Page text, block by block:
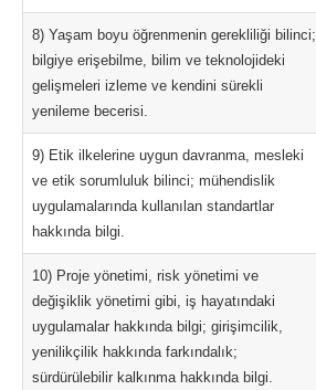
8) Yaşam boyu öğrenmenin gerekliliği bilinci;
bilgiye erişebilme, bilim ve teknolojideki
gelişmeleri izleme ve kendini sürekli
yenileme becerisi.
9) Etik ilkelerine uygun davranma, mesleki
ve etik sorumluluk bilinci; mühendislik
uygulamalarında kullanılan standartlar
hakkında bilgi.
10) Proje yönetimi, risk yönetimi ve
değişiklik yönetimi gibi, iş hayatındaki
uygulamalar hakkında bilgi; girişimcilik,
yenilikçilik hakkında farkındalık;
sürdürülebilir kalkınma hakkında bilgi.